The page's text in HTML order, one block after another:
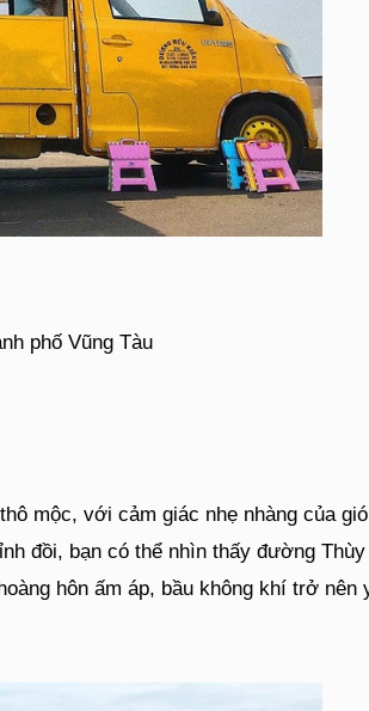
phố Vũng Tàu
mộc, với cảm giác nhẹ nhàng của
đồi, bạn có thể nhìn thấy đường
hôn ấm áp, bầu không khí trở